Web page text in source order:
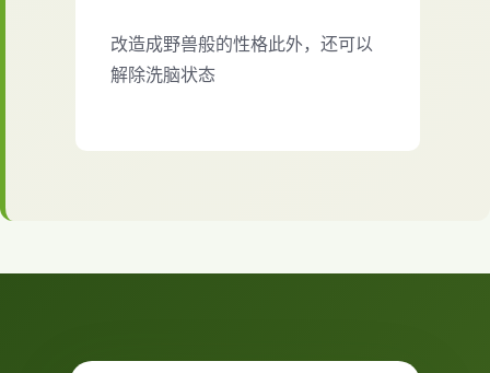
改造成野兽般的性格此外，还可以
解除洗脑状态